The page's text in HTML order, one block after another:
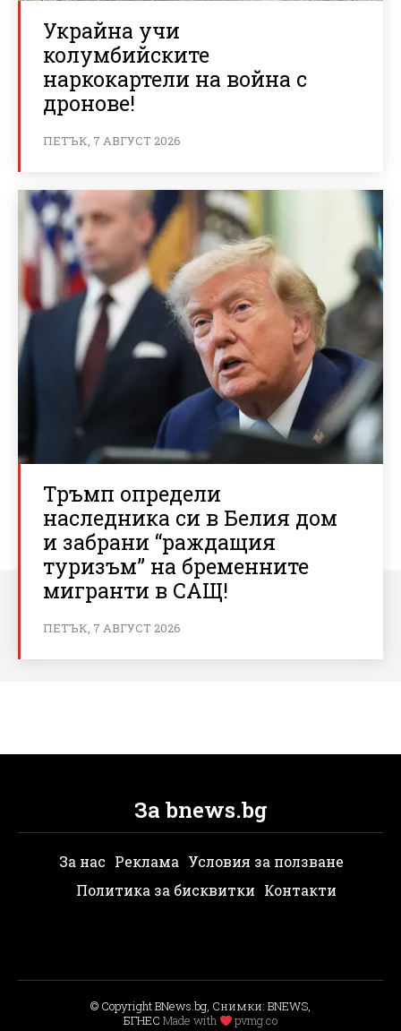
Украйна учи
колумбийските
наркокартели на война с
дронове!
ПЕТЪК, 7 АВГУСТ 2026
Тръмп определи
наследника си в Белия дом
и забрани “раждащия
туризъм” на бременните
мигранти в САЩ!
ПЕТЪК, 7 АВГУСТ 2026
За bnews.bg
За нас Реклама Условия за ползване
Политика за бисквитки Контакти
© Copyright BNews.bg, Снимки: BNEWS,
БГНЕС Мade with pvmg.co